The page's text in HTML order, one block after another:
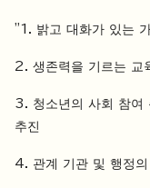
"1. 밝고 대화가 있는
2. 생존력을 기르는 교
3. 청소년의 사회 참여
추진
4. 관계 기관 및 행정